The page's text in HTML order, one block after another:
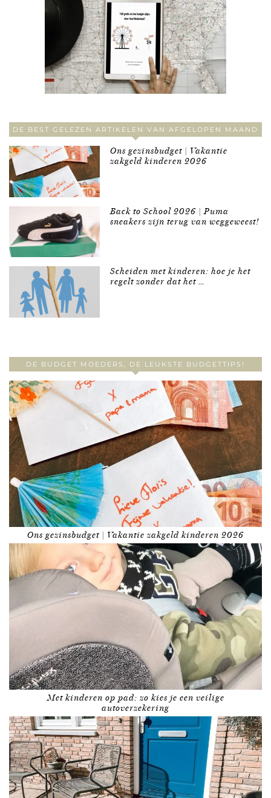
DE BEST GELEZEN ARTIKELEN VAN AFGELOPEN MAAND
Ons gezinsbudget | Vakantie
zakgeld kinderen 2026
Back to School 2026 | Puma
sneakers zijn terug van weggeweest!
Scheiden met kinderen: hoe je het
regelt zonder dat het …
DE BUDGET MOEDERS, DE LEUKSTE BUDGETTIPS!
Ons gezinsbudget | Vakantie zakgeld kinderen 2026
Met kinderen op pad: zo kies je een veilige
autoverzekering